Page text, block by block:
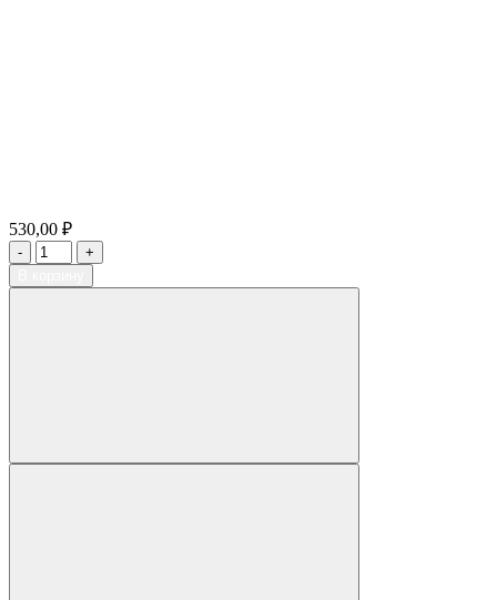
530,00 ₽